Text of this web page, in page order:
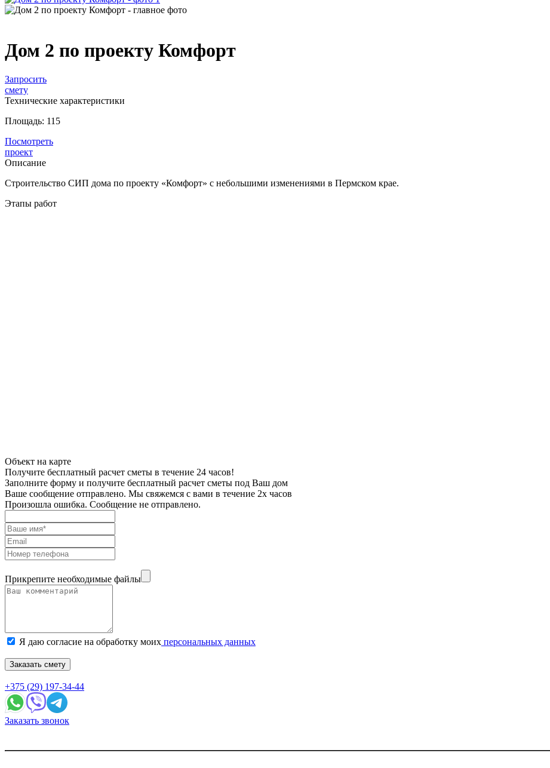
Дом 2 по проекту Комфорт
Запросить
смету
Технические характеристики
Площадь: 115
Посмотреть
проект
Описание
Строительство СИП дома по проекту «Комфорт» с небольшими изменениями в Пермском крае.
Этапы работ
Объект на карте
Получите бесплатный расчет сметы в течение 24 часов!
Заполните форму и получите бесплатный расчет сметы под Ваш дом
Ваше сообщение отправлено. Мы свяжемся с вами в течение 2х часов
Произошла ошибка. Сообщение не отправлено.
Прикрепите необходимые файлы
Я даю согласие на обработку моих персональных данных
Заказать смету
+375 (29) 197-34-44
Заказать звонок